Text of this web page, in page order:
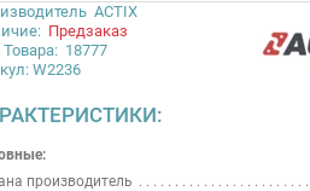
ACTIX
Предзаказ
18777
W2236
производитель